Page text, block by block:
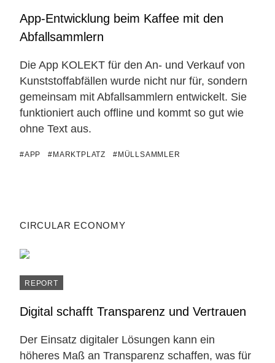
App-Entwicklung beim Kaffee mit den
Abfallsammlern
Die App KOLEKT für den An- und Verkauf von
Kunststoffabfällen wurde nicht nur für, sondern
gemeinsam mit Abfallsammlern entwickelt. Sie
funktioniert auch offline und kommt so gut wie
ohne Text aus.
#APP #MARKTPLATZ #MÜLLSAMMLER
CIRCULAR ECONOMY
REPORT
Digital schafft Transparenz und Vertrauen
Der Einsatz digitaler Lösungen kann ein
höheres Maß an Transparenz schaffen, was für